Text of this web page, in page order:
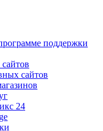
поддержки
сайтов
24